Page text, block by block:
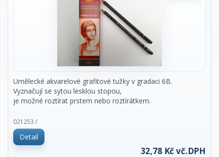
Umělecké akvarelové grafitové tužky v gradaci 6B.
Vyznačují se sytou lesklou stopou,
je možné roztírat prstem nebo roztírátkem.
cena za 1 kus
021253 /
Detail
32,78 Kč vč.DPH